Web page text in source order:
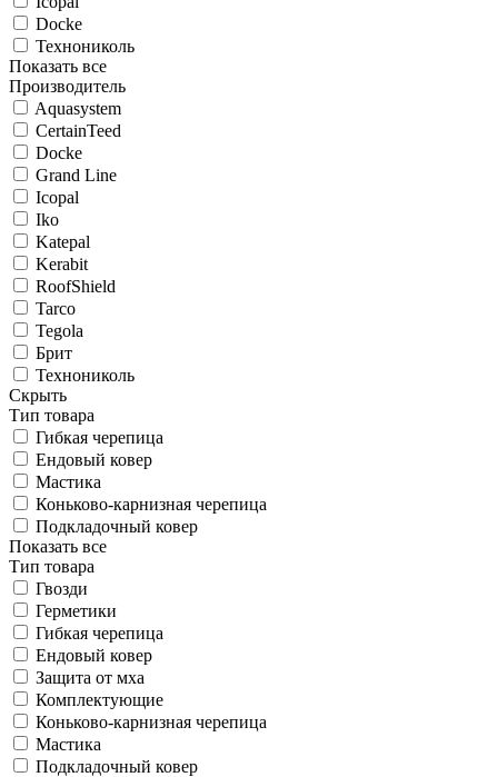
Docke
Технониколь
Показать все
Производитель
Aquasystem
CertainTeed
Docke
Grand Line
Icopal
Iko
Katepal
Kerabit
RoofShield
Tarco
Tegola
Брит
Технониколь
Скрыть
Тип товара
Гибкая черепица
Ендовый ковер
Мастика
Коньково-карнизная черепица
Подкладочный ковер
Показать все
Тип товара
Гвозди
Герметики
Гибкая черепица
Ендовый ковер
Защита от мха
Комплектующие
Коньково-карнизная черепица
Мастика
Подкладочный ковер